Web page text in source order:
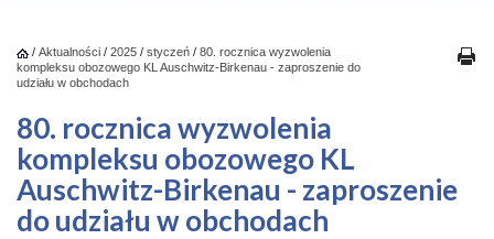
/ Aktualności / 2025 / styczeń / 80. rocznica wyzwolenia
kompleksu obozowego KL Auschwitz-Birkenau - zaproszenie do
udziału w obchodach
80. rocznica wyzwolenia
kompleksu obozowego KL
Auschwitz-Birkenau - zaproszenie
do udziału w obchodach